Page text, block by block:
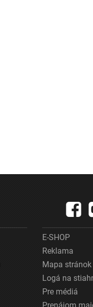
E-SHOP
Reklama
Mapa stránok
Logá na
Pre médiá